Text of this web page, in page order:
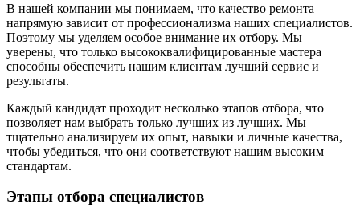
В нашей компании мы понимаем, что качество ремонта
напрямую зависит от профессионализма наших специалистов.
Поэтому мы уделяем особое внимание их отбору. Мы
уверены, что только высококвалифицированные мастера
способны обеспечить нашим клиентам лучший сервис и
результаты.
Каждый кандидат проходит несколько этапов отбора, что
позволяет нам выбрать только лучших из лучших. Мы
тщательно анализируем их опыт, навыки и личные качества,
чтобы убедиться, что они соответствуют нашим высоким
стандартам.
Этапы отбора специалистов